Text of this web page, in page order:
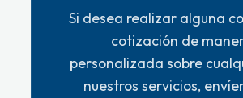
Si desea realizar alguna
cotización de
personalizada sobre
nuestros servicios,